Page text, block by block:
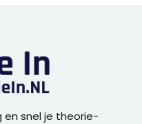
en snel je theorie-